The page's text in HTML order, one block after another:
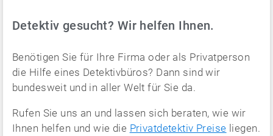
Detektiv gesucht? Wir helfen Ihnen.
Benötigen Sie für Ihre Firma oder als Privatperson
die Hilfe eines Detektivbüros? Dann sind wir
bundesweit und in aller Welt für Sie da.
Rufen Sie uns an und lassen sich beraten, wie wir
Ihnen helfen und wie die Privatdetektiv Preise liegen.